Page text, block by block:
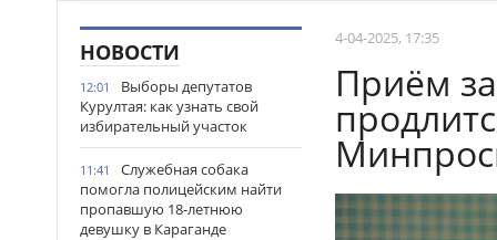
НОВОСТИ
12:01
Выборы депутатов
Курултая: как узнать свой
избирательный участок
11:41
Служебная собака
помогла полицейским найти
пропавшую 18-летнюю
девушку в Караганде
4-04-2025, 17:35
Приём